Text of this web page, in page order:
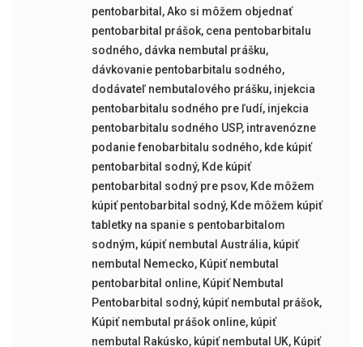
pentobarbital ,Ako si môžem objednať
pentobarbital prášok, cena pentobarbitalu
sodného, dávka nembutal prášku,
dávkovanie pentobarbitalu sodného,
dodávateľ nembutalového prášku, injekcia
pentobarbitalu sodného pre ľudí, injekcia
pentobarbitalu sodného USP, intravenózne
podanie fenobarbitalu sodného, kde kúpiť
pentobarbital sodný, Kde kúpiť
pentobarbital sodný pre psov, Kde môžem
kúpiť pentobarbital sodný, Kde môžem kúpiť
tabletky na spanie s pentobarbitalom
sodným, kúpiť nembutal Austrália, kúpiť
nembutal Nemecko, Kúpiť nembutal
pentobarbital online, Kúpiť Nembutal
Pentobarbital sodný, kúpiť nembutal prášok,
Kúpiť nembutal prášok online, kúpiť
nembutal Rakúsko, kúpiť nembutal UK, Kúpiť